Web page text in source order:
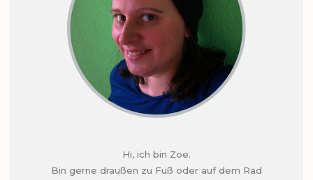
Hi, ich bin Zoe.
Bin gerne draußen zu Fuß oder auf dem Rad